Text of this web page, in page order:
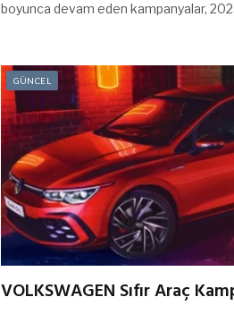
boyunca devam eden kampanyalar,
GÜNCEL
VOLKSWAGEN Sıfır Araç